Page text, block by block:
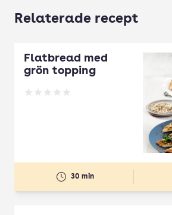
Relaterade recept
Flatbread med
grön topping
Betyg: 0 av 5
30 min